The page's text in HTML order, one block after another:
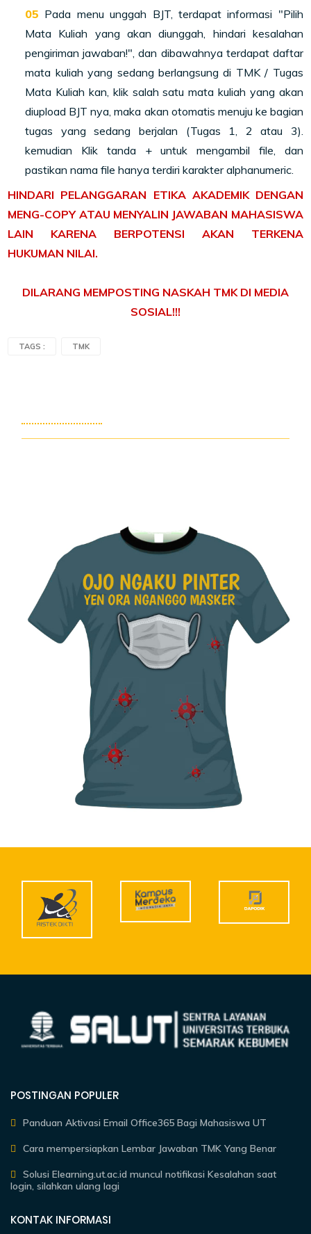
Pada menu unggah BJT, terdapat informasi "Pilih
Mata Kuliah yang akan diunggah, hindari kesalahan
pengiriman jawaban!", dan dibawahnya terdapat daftar
mata kuliah yang sedang berlangsung di TMK / Tugas
Mata Kuliah kan, klik salah satu mata kuliah yang akan
diupload BJT nya, maka akan otomatis menuju ke bagian
tugas yang sedang berjalan (Tugas 1, 2 atau 3).
kemudian Klik tanda + untuk mengambil file, dan
pastikan nama file hanya terdiri karakter alphanumeric.
HINDARI PELANGGARAN ETIKA AKADEMIK DENGAN
MENG-COPY ATAU MENYALIN JAWABAN MAHASISWA
LAIN KARENA BERPOTENSI AKAN TERKENA
HUKUMAN NILAI.
DILARANG MEMPOSTING NASKAH TMK DI MEDIA
SOSIAL!!!
TAGS : TMK
POSTINGAN POPULER
Panduan Aktivasi Email Office365 Bagi Mahasiswa UT
Cara mempersiapkan Lembar Jawaban TMK Yang Benar
Solusi Elearning.ut.ac.id muncul notifikasi Kesalahan saat
login, silahkan ulang lagi
KONTAK INFORMASI